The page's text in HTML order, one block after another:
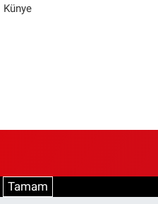
Künye
Tamam